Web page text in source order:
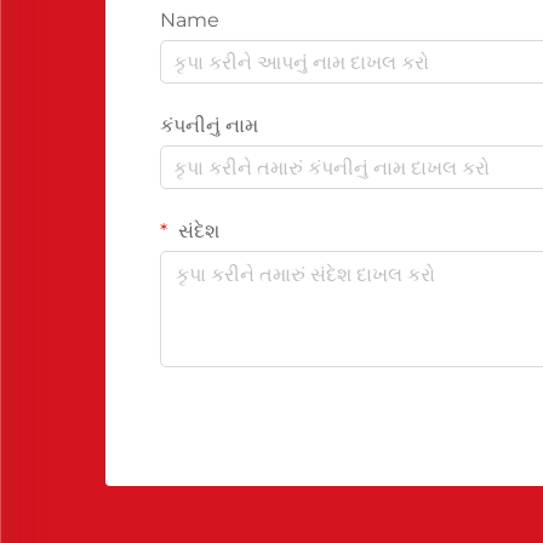
Name
કંપનીનું નામ
સંદેશ